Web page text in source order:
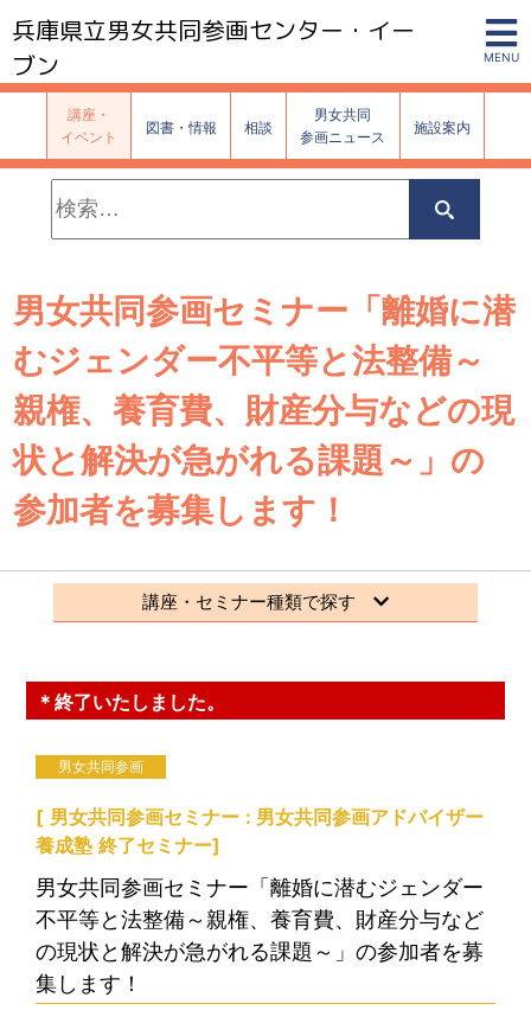
兵庫県立男女共同参画センター・イー
ブン
MENU
講座・
イベント
図書・情報 相談
男女共同
参画ニュース
施設案内
索:
検
索
男女共同参画セミナー「離婚に潜
むジェンダー不平等と法整備～
親権、養育費、財産分与などの現
状と解決が急がれる課題～」の
参加者を募集します！
講座・セミナー種類で探す
＊終了いたしました。
男女共同参画
[ 男女共同参画セミナー
男女共同参画アドバイザー
養成塾 終了セミナー]
男女共同参画セミナー「離婚に潜むジェンダー
不平等と法整備～親権、養育費、財産分与など
の現状と解決が急がれる課題～」の参加者を募
集します！